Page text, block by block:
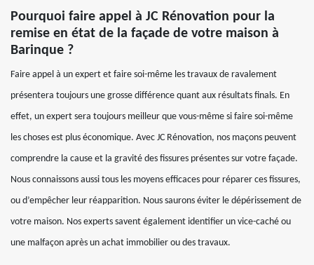
Pourquoi faire appel à JC Rénovation pour la
remise en état de la façade de votre maison à
Barinque ?
Faire appel à un expert et faire soi-même les travaux de ravalement
présentera toujours une grosse différence quant aux résultats finals. En
effet, un expert sera toujours meilleur que vous-même si faire soi-même
les choses est plus économique. Avec JC Rénovation, nos maçons peuvent
comprendre la cause et la gravité des fissures présentes sur votre façade.
Nous connaissons aussi tous les moyens efficaces pour réparer ces fissures,
ou d’empêcher leur réapparition. Nous saurons éviter le dépérissement de
votre maison. Nos experts savent également identifier un vice-caché ou
une malfaçon après un achat immobilier ou des travaux.